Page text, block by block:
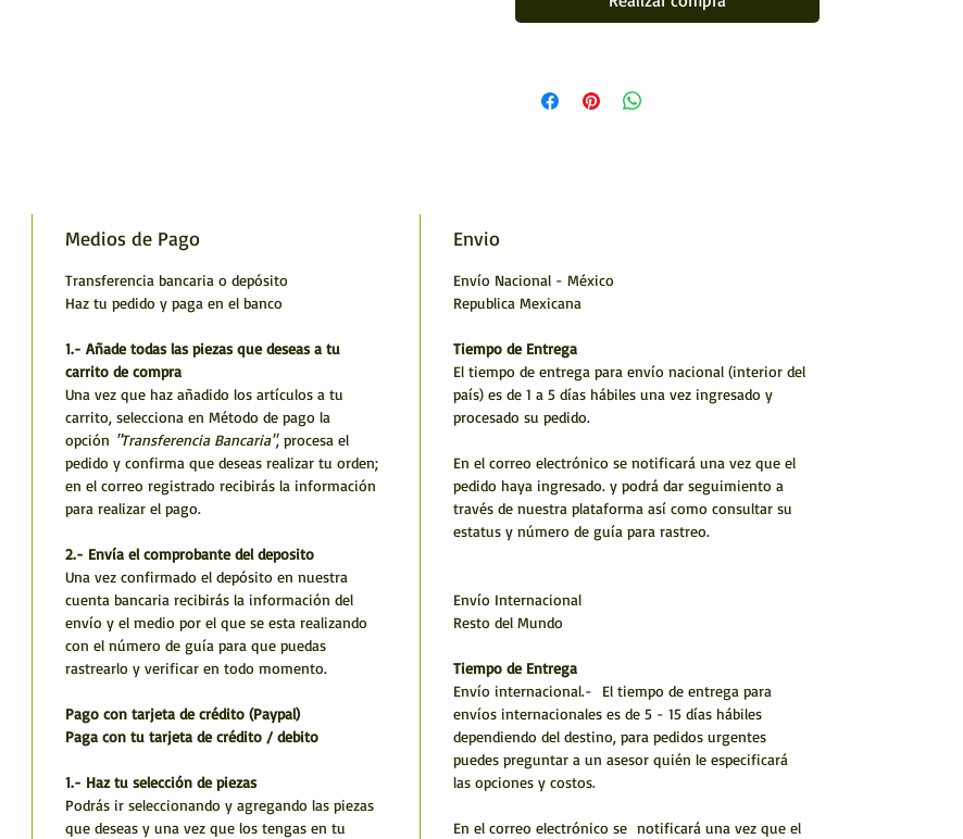
Hecho a mano por artístas Huicholes
ARTESANÍA HUICHOL
Medios de Pago
Transferencia bancaria o depósito
Haz tu pedido y paga en el banco
1.- Añade todas las piezas que deseas a tu
carrito de compra
Una vez que haz añadido los artículos a tu
carrito, selecciona en Método de pago la
opción "Transferencia Bancaria", procesa el
pedido y confirma que deseas realizar tu orden;
en el correo registrado recibirás la información
para realizar el pago.
2.- Envía el comprobante del deposito
Una vez confirmado el depósito en nuestra
cuenta bancaria recibirás la información del
envío y el medio por el que se esta realizando
con el número de guía para que puedas
rastrearlo y verificar en todo momento.
Pago con tarjeta de crédito (Paypal)
Paga con tu tarjeta de crédito / debito
1.- Haz tu selección de piezas
Podrás ir seleccionando y agregando las piezas
que deseas y una vez que los tengas en tu
Envio
Envío Nacional - México
Republica Mexicana
Tiempo de Entrega
El tiempo de entrega para envío nacional (interior del
país) es de 1 a 5 días hábiles una vez ingresado y
procesado su pedido.
En el correo electrónico se notificará una vez que el
pedido haya ingresado. y podrá dar seguimiento a
través de nuestra plataforma así como consultar su
estatus y número de guía para rastreo.
Envío Internacional
Resto del Mundo
Tiempo de Entrega
Envío internacional.- El tiempo de entrega para
envíos internacionales es de 5 - 15 días hábiles
dependiendo del destino, para pedidos urgentes
puedes preguntar a un asesor quién le especificará
las opciones y costos.
En el correo electrónico se notificará una vez que el